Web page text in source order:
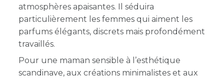
atmosphères apaisantes. Il séduira
particulièrement les femmes qui aiment les
parfums élégants, discrets mais profondément
travaillés.
Pour une maman sensible à l’esthétique
scandinave, aux créations minimalistes et aux